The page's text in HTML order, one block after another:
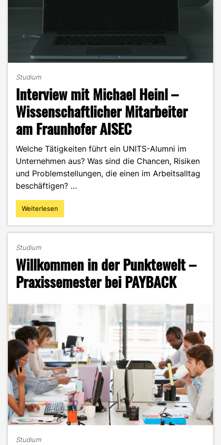
Studium
Interview mit Michael Heinl –
Wissenschaftlicher Mitarbeiter
am Fraunhofer AISEC
Welche Tätigkeiten führt ein UNITS-Alumni im
Unternehmen aus? Was sind die Chancen, Risiken
und Problemstellungen, die einen im Arbeitsalltag
beschäftigen? …
"Interview
mit
–
Wissenschaftlicher
Mitarbeiter
am
AISEC"
Weiterlesen
Studium
Willkommen in der Punktewelt –
Praxissemester bei PAYBACK
Studium